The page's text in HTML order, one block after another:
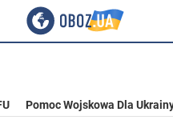
Pomoc Wojskowa Dla